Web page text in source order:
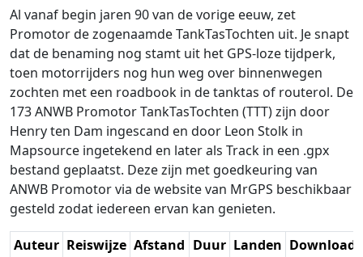
Al vanaf begin jaren 90 van de vorige eeuw, zet
Promotor de zogenaamde TankTasTochten uit. Je snapt
dat de benaming nog stamt uit het GPS-loze tijdperk,
toen motorrijders nog hun weg over binnenwegen
zochten met een roadbook in de tanktas of routerol. De
173 ANWB Promotor TankTasTochten (TTT) zijn door
Henry ten Dam ingescand en door Leon Stolk in
Mapsource ingetekend en later als Track in een .gpx
bestand geplaatst. Deze zijn met goedkeuring van
ANWB Promotor via de website van MrGPS beschikbaar
gesteld zodat iedereen ervan kan genieten.
Auteur Reiswijze Afstand Duur Landen Download